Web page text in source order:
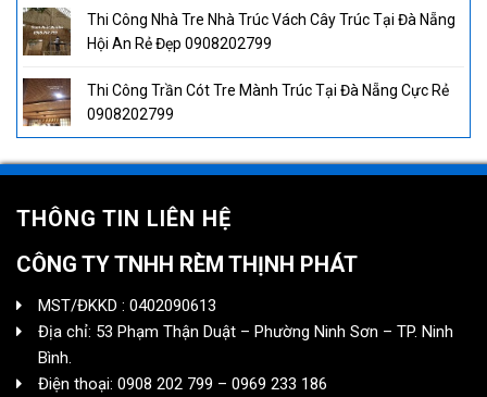
Thi Công Nhà Tre Nhà Trúc Vách Cây Trúc Tại Đà Nẵng
Hội An Rẻ Đẹp 0908202799
Thi Công Trần Cót Tre Mành Trúc Tại Đà Nẵng Cực Rẻ
0908202799
THÔNG TIN LIÊN HỆ
CÔNG TY TNHH RÈM THỊNH PHÁT
MST/ĐKKD : 0402090613
Địa chỉ: 53 Phạm Thận Duật – Phường Ninh Sơn – TP. Ninh
Bình.
Điện thoại: 0908 202 799 – 0969 233 186